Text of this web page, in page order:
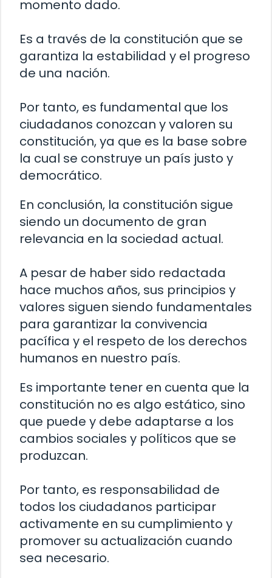
momento dado.
Es a través de la constitución que se
garantiza la estabilidad y el progreso
de una nación.
Por tanto, es fundamental que los
ciudadanos conozcan y valoren su
constitución, ya que es la base sobre
la cual se construye un país justo y
democrático.
En conclusión, la constitución sigue
siendo un documento de gran
relevancia en la sociedad actual.
A pesar de haber sido redactada
hace muchos años, sus principios y
valores siguen siendo fundamentales
para garantizar la convivencia
pacífica y el respeto de los derechos
humanos en nuestro país.
Es importante tener en cuenta que la
constitución no es algo estático, sino
que puede y debe adaptarse a los
cambios sociales y políticos que se
produzcan.
Por tanto, es responsabilidad de
todos los ciudadanos participar
activamente en su cumplimiento y
promover su actualización cuando
sea necesario.